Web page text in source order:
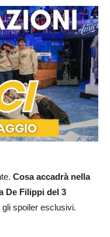
Cosa accadrà nella
De Filippi del 3
spoiler esclusivi.